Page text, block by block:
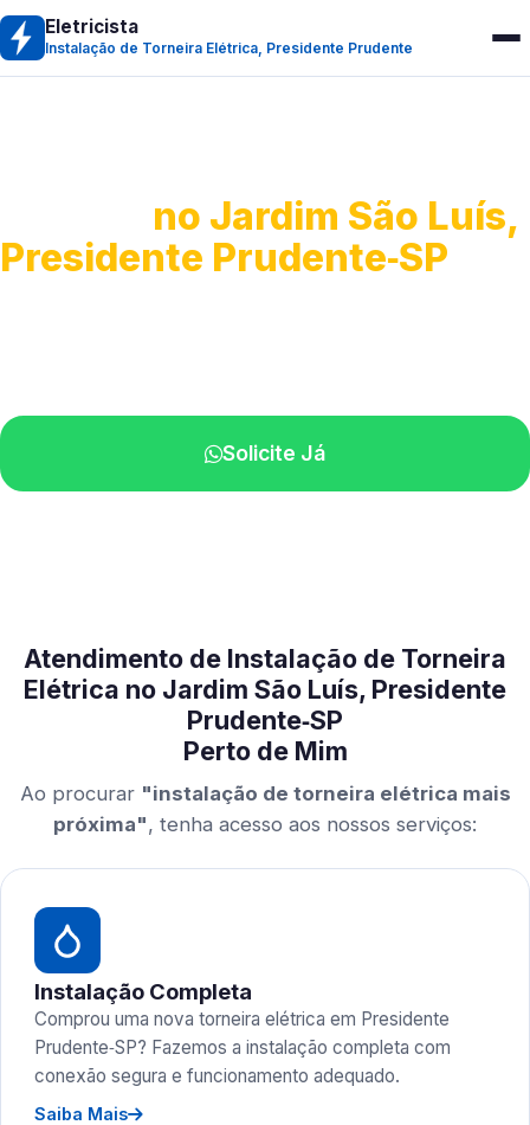
Eletricista
Instalação de Torneira Elétrica, Presidente Prudente
no Jardim São Luís,
Presidente Prudente‑SP
Solicite Já
Atendimento de Instalação de Torneira
Elétrica no Jardim São Luís, Presidente
Prudente‑SP
Perto de Mim
Ao procurar "instalação de torneira elétrica mais
próxima", tenha acesso aos nossos serviços:
Instalação Completa
Comprou uma nova torneira elétrica em Presidente
Prudente‑SP? Fazemos a instalação completa com
conexão segura e funcionamento adequado.
Saiba Mais